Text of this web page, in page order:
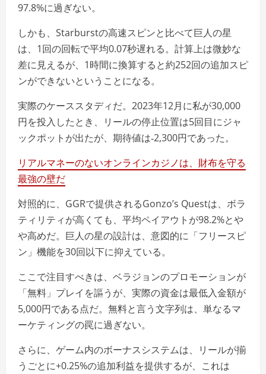
97.8%に過ぎない。
しかも、Starburstの高速スピンと比べて巨人の星
は、1回の回転で平均0.07秒遅れる。計算上は微妙な
差に見えるが、1時間に換算すると約252回の追加スピ
ンができないということになる。
実際のケーススタディだ。2023年12月に私が30,000
円を投入したとき、リールの停止位置は5回目にジャ
ックポットが出たが、期待値は‑2,300円であった。
リアルマネーのないオンラインカジノは、財布を守る
最強の壁だ
対照的に、GGRで提供されるGonzo’s Questは、ボラ
ティリティが高くても、平均ペイアウトが98.2%とや
や高めだ。巨人の星の設計は、意図的に「フリースピ
ン」機能を30回以下に抑えている。
ここで注目すべきは、ベラジョンのプロモーションが
「無料」プレイを謳うが、実際の資金は最低入金額が
5,000円である点だ。無料と言う文字列は、単なるマ
ーケティングの罠に過ぎない。
さらに、ゲーム内のボーナスシステムは、リールが揃
うごとに+0.25%の追加利益を提供するが、これは